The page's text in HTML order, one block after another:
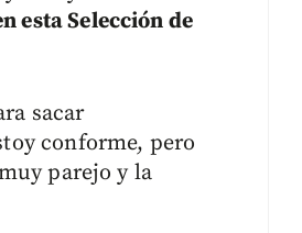
esta Selección de
sacar
conforme, pero
parejo y la